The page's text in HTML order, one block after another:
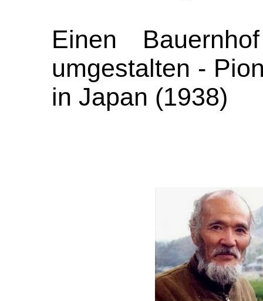
Einen
umgestalten -
in Japan (1938)